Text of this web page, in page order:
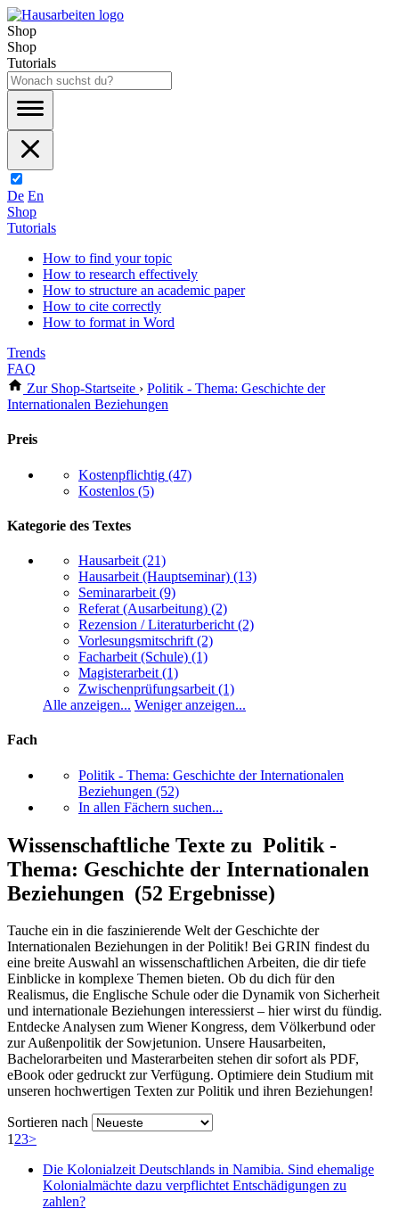
Shop
Shop
Tutorials
De En
Shop
Tutorials
How to find your topic
How to research effectively
How to structure an academic paper
How to cite correctly
How to format in Word
Trends
FAQ
Zur Shop-Startseite › Politik - Thema: Geschichte der
Internationalen Beziehungen
Preis
Kostenpflichtig (47)
Kostenlos (5)
Kategorie des Textes
Hausarbeit (21)
Hausarbeit (Hauptseminar) (13)
Seminararbeit (9)
Referat (Ausarbeitung) (2)
Rezension / Literaturbericht (2)
Vorlesungsmitschrift (2)
Facharbeit (Schule) (1)
Magisterarbeit (1)
Zwischenprüfungsarbeit (1)
Alle anzeigen... Weniger anzeigen...
Fach
Politik - Thema: Geschichte der Internationalen
Beziehungen (52)
In allen Fächern suchen...
Wissenschaftliche Texte zu Politik -
Thema: Geschichte der Internationalen
Beziehungen (52 Ergebnisse)
Tauche ein in die faszinierende Welt der Geschichte der
Internationalen Beziehungen in der Politik! Bei GRIN findest du
eine breite Auswahl an wissenschaftlichen Arbeiten, die dir tiefe
Einblicke in komplexe Themen bieten. Ob du dich für den
Realismus, die Englische Schule oder die Dynamik von Sicherheit
und internationale Beziehungen interessierst – hier wirst du fündig.
Entdecke Analysen zum Wiener Kongress, dem Völkerbund oder
zur Außenpolitik der Sowjetunion. Unsere Hausarbeiten,
Bachelorarbeiten und Masterarbeiten stehen dir sofort als PDF,
eBook oder gedruckt zur Verfügung. Optimiere dein Studium mit
unseren hochwertigen Texten zur Politik und ihren Beziehungen!
Sortieren nach
123>
Die Kolonialzeit Deutschlands in Namibia. Sind ehemalige
Kolonialmächte dazu verpflichtet Entschädigungen zu
zahlen?